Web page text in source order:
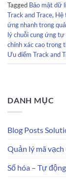
Tagged Bảo mật dữ
Track and Trace, Hệ
ứng nhanh trong
lý chuỗi cung ứng tự
chính xác cao trong
Ưu điểm Track and
DANH MỤC
Blog Posts
Quản lý mã vạch
Số hóa – Tự